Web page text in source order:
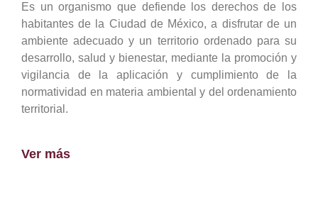
Es un organismo que defiende los derechos de los
habitantes de la Ciudad de México, a disfrutar de un
ambiente adecuado y un territorio ordenado para su
desarrollo, salud y bienestar, mediante la promoción y
vigilancia de la aplicación y cumplimiento de la
normatividad en materia ambiental y del ordenamiento
territorial.
Ver más